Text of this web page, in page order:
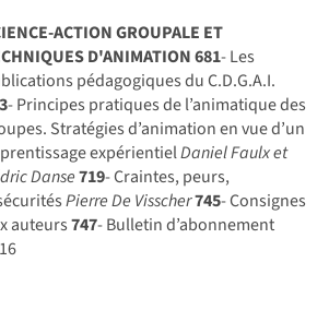
ACTION GROUPALE ET
D'ANIMATION681- Les
pédagogiques du C.D.G.A.I.
- Principes pratiques de l’animatique des
Stratégies d’animation en vue d’un
expérientielDaniel Faulx et
Danse719- Craintes, peurs,
Pierre De Visscher745- Consignes
auteurs747- Bulletin d’abonnement